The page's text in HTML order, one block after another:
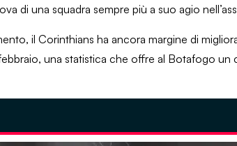
di una squadra sempre più a suo agio
il Corinthians ha ancora margine di
una statistica che offre al Botafogo